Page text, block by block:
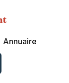
Annuaire